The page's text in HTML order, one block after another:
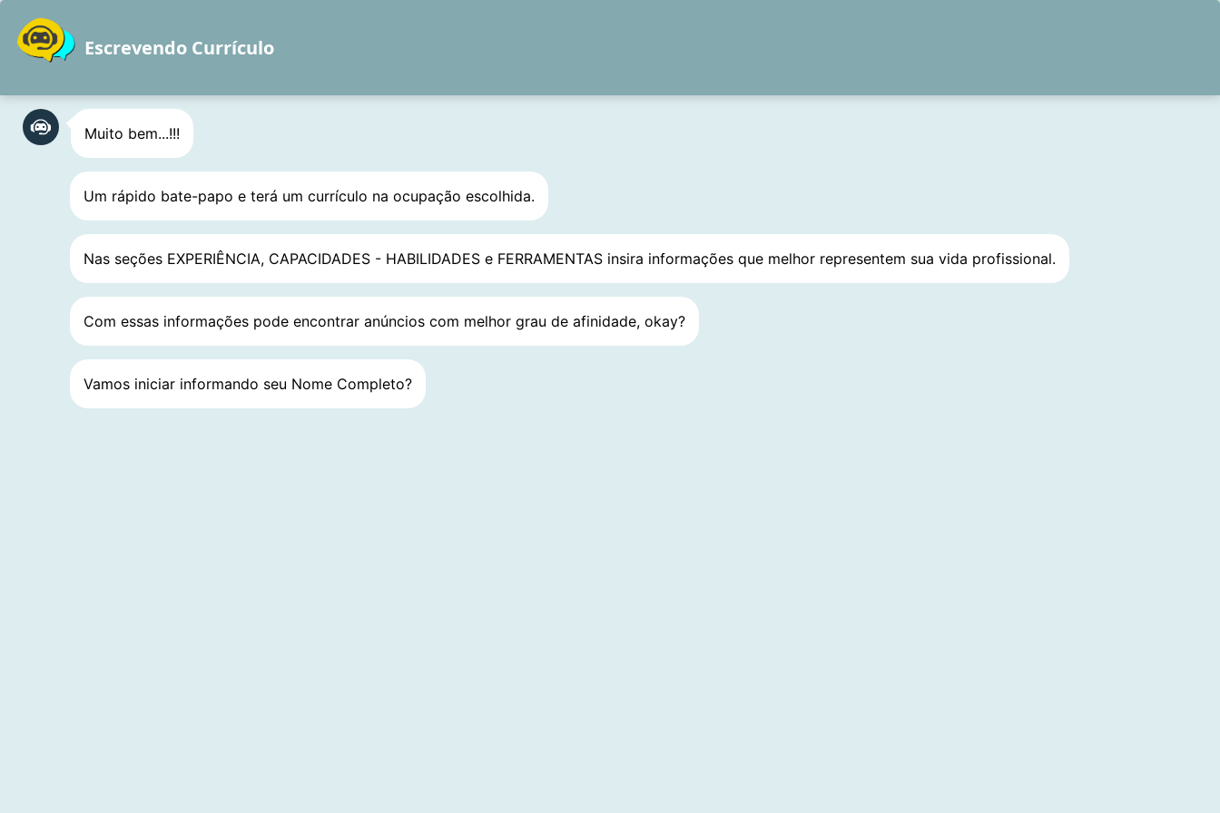
Pular
para
conteúdo
Estrategista, Planejador, Especialista e Consultor
Escrevendo Currículo
Muito bem...!!!
Um rápido bate-papo e terá um currículo na ocupação escolhida.
Nas seções EXPERIÊNCIA, CAPACIDADES - HABILIDADES e FERRAMENTAS insira informações que melhor representem sua vida profissional.
Com essas informações pode encontrar anúncios com melhor grau de afinidade, okay?
Vamos iniciar informando seu Nome Completo?